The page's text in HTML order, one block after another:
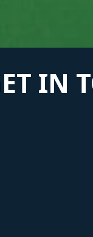
IN